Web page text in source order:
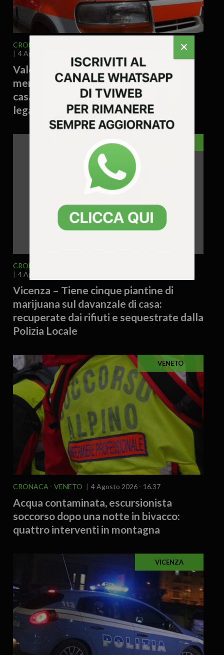
CRONACA
4 Agosto 2026 - 17.54
Valdagno – Donna trovata morta
mentre raccoglieva patate nell’orto di
casa: si valuta un possibile malore
legato al caldo
CRONACA
4 Agosto 2026 - 17.19
Vicenza – Tiene cinque piantine di
marijuana sul davanzale di casa:
recuperate dai rifiuti e sequestrate dalla
Polizia Locale
VENETO
CRONACA VENETO 4 Agosto 2026 - 16.37
Acqua contaminata, escursionista
soccorso dopo una notte in bivacco:
quattro interventi in montagna
VICENZA